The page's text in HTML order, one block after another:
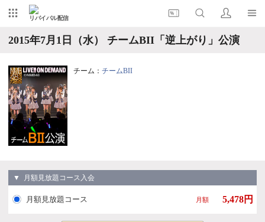
リバイバル配信
2015年7月1日（水） チームBII「逆上がり」公演
チーム： チームBII
▼ 月額見放題コース入会
月額見放題コース 月額 5,478円